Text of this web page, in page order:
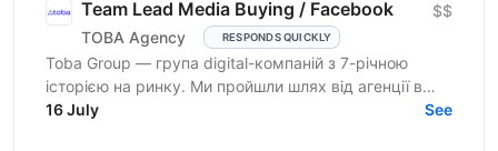
Team Lead Media Buying / Facebook
TOBA Agency RESPONDS QUICKLY
$$
Toba Group — група digital-компаній з 7-річною
історією на ринку. Ми пройшли шлях від агенції в
Telegram-маркетингу до повноцінної екосистеми:
16 July See